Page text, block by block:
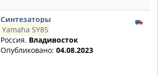
Синтезаторы
Yamaha SY85
Россия. Владивосток
Опубликовано: 04.08.2023